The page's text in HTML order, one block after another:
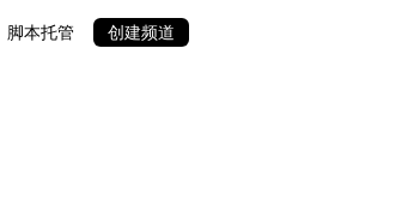
脚本托管 创建频道